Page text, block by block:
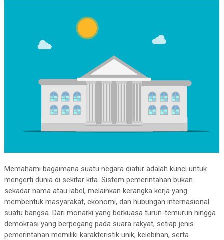
Memahami bagaimana suatu negara diatur adalah kunci untuk
mengerti dunia di sekitar kita. Sistem pemerintahan bukan
sekadar nama atau label, melainkan kerangka kerja yang
membentuk masyarakat, ekonomi, dan hubungan internasional
suatu bangsa. Dari monarki yang berkuasa turun-temurun hingga
demokrasi yang berpegang pada suara rakyat, setiap jenis
pemerintahan memiliki karakteristik unik, kelebihan, serta